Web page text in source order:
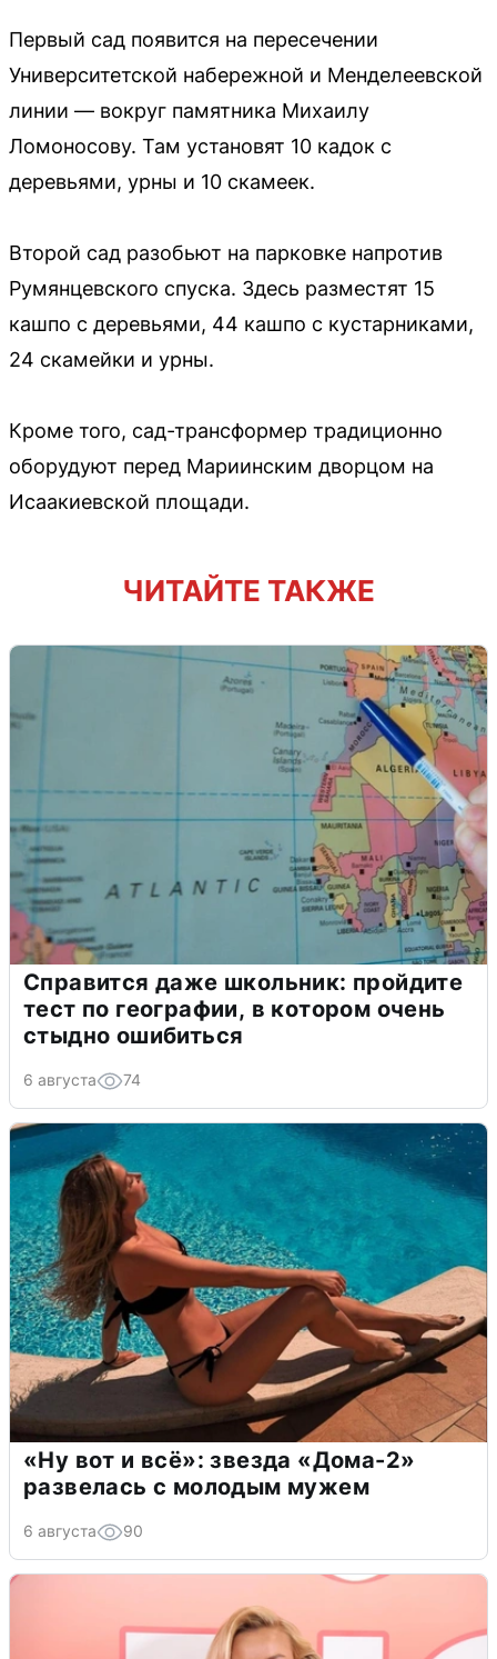
Первый сад появится на пересечении
Университетской набережной и Менделеевской
линии — вокруг памятника Михаилу
Ломоносову. Там установят 10 кадок с
деревьями, урны и 10 скамеек.
Второй сад разобьют на парковке напротив
Румянцевского спуска. Здесь разместят 15
кашпо с деревьями, 44 кашпо с кустарниками,
24 скамейки и урны.
Кроме того, сад-трансформер традиционно
оборудуют перед Мариинским дворцом на
Исаакиевской площади.
ЧИТАЙТЕ ТАКЖЕ
Справится даже школьник: пройдите
тест по географии, в котором очень
стыдно ошибиться
6 августа 74
«Ну вот и всё»: звезда «Дома-2»
развелась с молодым мужем
6 августа 90